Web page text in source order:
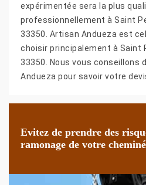
expérimentée sera la plus
professionnellement à Saint
33350. Artisan Andueza est
choisir principalement à Saint
33350. Nous vous conseillons
Andueza pour savoir votre
Evitez de prendre des
ramonage de votre